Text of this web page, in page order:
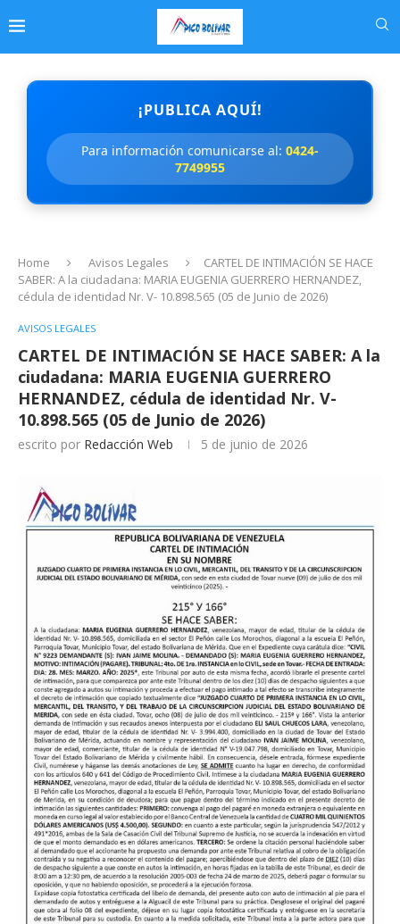
¡PUBLICA AQUÍ!
Para información comunicarse al: 0424-
7749955
Home Avisos Legales
CARTEL DE INTIMACIÓN SE HACE
SABER: A la ciudadana: MARIA EUGENIA GUERRERO HERNANDEZ,
cédula de identidad Nr. V- 10.898.565 (05 de Junio de 2026)
AVISOS LEGALES
CARTEL DE INTIMACIÓN SE HACE SABER: A la
ciudadana: MARIA EUGENIA GUERRERO
HERNANDEZ, cédula de identidad Nr. V-
10.898.565 (05 de Junio de 2026)
escrito por Redacción Web 5 de junio de 2026